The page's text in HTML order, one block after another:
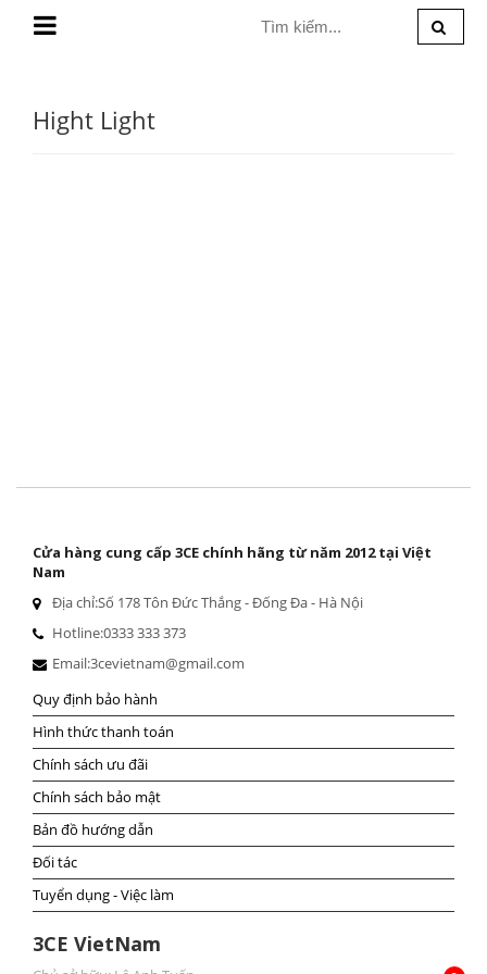
Hight Light
Cửa hàng cung cấp 3CE chính hãng từ năm 2012 tại Việt
Nam
Địa chỉ:Số 178 Tôn Đức Thắng - Đống Đa - Hà Nội
Hotline:0333 333 373
Email:3cevietnam@gmail.com
Quy định bảo hành
Hình thức thanh toán
Chính sách ưu đãi
Chính sách bảo mật
Bản đồ hướng dẫn
Đối tác
Tuyển dụng - Việc làm
3CE VietNam